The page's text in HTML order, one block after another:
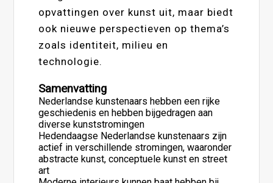
opvattingen over kunst uit, maar biedt
ook nieuwe perspectieven op thema’s
zoals identiteit, milieu en
technologie.
Samenvatting
Nederlandse kunstenaars hebben een rijke
geschiedenis en hebben bijgedragen aan
diverse kunststromingen
Hedendaagse Nederlandse kunstenaars zijn
actief in verschillende stromingen, waaronder
abstracte kunst, conceptuele kunst en street
art